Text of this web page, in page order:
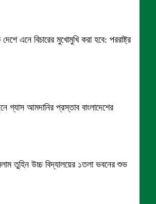
এনে বিচারের মুখোমুখি করা হবে: পররাষ্ট্র
গ্যাস আমদানির প্রস্তাব বাংলাদেশের
তুহিন উচ্চ বিদ্যালয়ের ১তলা ভবনের শুভ